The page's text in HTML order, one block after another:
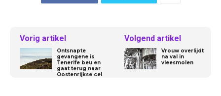
Vorig artikel
Ontsnapte
gevangene is
Tenerife beu en
gaat terug naar
Oostenrijkse cel
Volgend artikel
Vrouw overlijdt
na val in
vleesmolen